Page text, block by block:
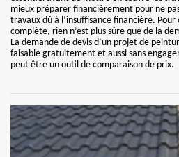
mieux préparer financièrement pour ne
travaux dû à l’insuffisance financière.
complète, rien n’est plus sûre que de la
La demande de devis d’un projet de
faisable gratuitement et aussi sans
peut être un outil de comparaison de prix.